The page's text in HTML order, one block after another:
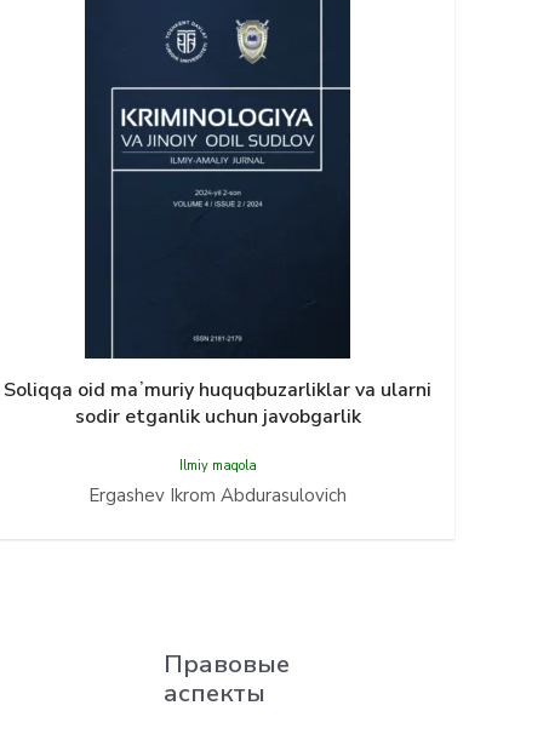
Soliqqa oid maʼmuriy huquqbuzarliklar va ularni
sodir etganlik uchun javobgarlik
Ilmiy maqola
Ergashev Ikrom Abdurasulovich
Правовые
аспекты